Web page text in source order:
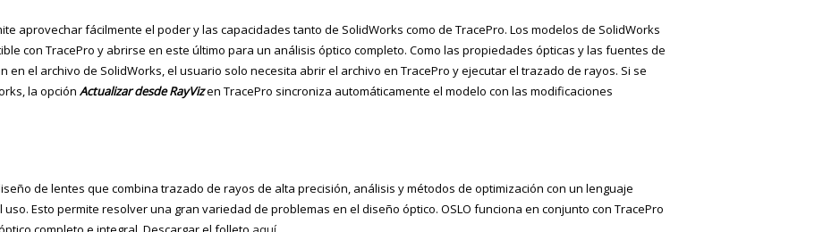
aprovechar fácilmente el poder y las capacidades tanto de SolidWorks como de TracePro. Los modelos de SolidWorks
con TracePro y abrirse en este último para un análisis óptico completo. Como las propiedades ópticas y las fuentes de
en el archivo de SolidWorks, el usuario solo necesita abrir el archivo en TracePro y ejecutar el trazado de rayos. Si se
la opción Actualizar desde RayVizen TracePro sincroniza automáticamente el modelo con las modificaciones
de lentes que combina trazado de rayos de alta precisión, análisis y métodos de optimización con un lenguaje
Esto permite resolver una gran variedad de problemas en el diseño óptico. OSLO funciona en conjunto con TracePro